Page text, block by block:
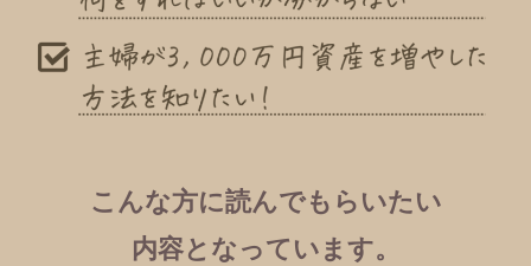
こんな方に読んでもらいたい
内容となっています。